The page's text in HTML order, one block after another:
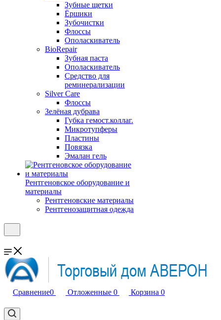
Зубные щетки
Ёршики
Зубочистки
Флоссы
Ополаскиватель
BioRepair
Зубная паста
Ополаскиватель
Средство для
реминерализации
Silver Care
Флоссы
Зелёная дубрава
Губка гемост.коллаг.
Микротупферы
Пластины
Повязка
Эмалан гель
Рентгеновское оборудование и
материалы
Рентгеновские материалы
Рентгенозащитная одежда
Сравнение0 Отложенные 0 Корзина 0